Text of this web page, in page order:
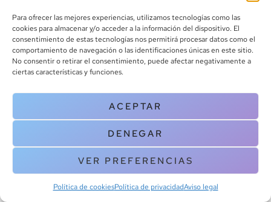
Para ofrecer las mejores experiencias, utilizamos tecnologías como las
cookies para almacenar y/o acceder a la información del dispositivo. El
consentimiento de estas tecnologías nos permitirá procesar datos como el
comportamiento de navegación o las identificaciones únicas en este sitio.
No consentir o retirar el consentimiento, puede afectar negativamente a
ciertas características y funciones.
ACEPTAR
DENEGAR
VER PREFERENCIAS
Política de cookiesPolítica de privacidadAviso legal
info@canoalibros.com
pedidos@canoalibros.com
+34 934 242 391
CONTACTO
Copyright © 2025 Canoa Libros. All Rights Reserved |
cookies
| Aviso legal